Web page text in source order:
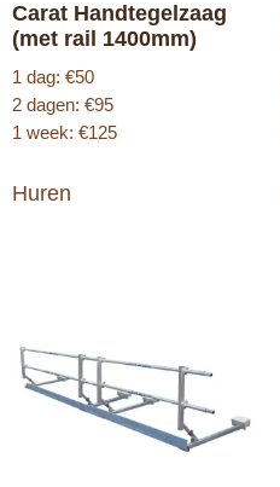
Carat Handtegelzaag
(met rail 1400mm)
1 dag: €50
2 dagen: €95
1 week: €125
Huren